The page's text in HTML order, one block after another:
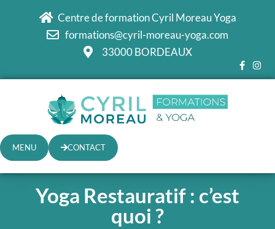
Centre de formation Cyril Moreau Yoga
formations@cyril-moreau-yoga.com
33000 BORDEAUX
MENU CONTACT
Yoga Restauratif : c’est
quoi ?